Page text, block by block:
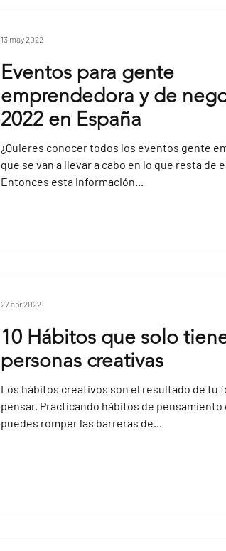
Eventos para gente
emprendedora y de
2022 en España
¿Quieres conocer todos los eventos gente
que se van a llevar a cabo en lo que resta de
Entonces esta información...
13 may 2022
10 Hábitos que solo
personas creativas
Los hábitos creativos son el resultado de tu
pensar. Practicando hábitos de pensamiento
puedes romper las barreras de...
27 abr 2022